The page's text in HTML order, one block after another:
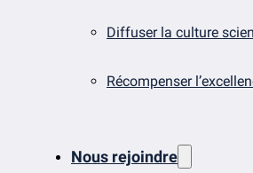
Diffuser la culture
Récompenser
Nous rejoindre